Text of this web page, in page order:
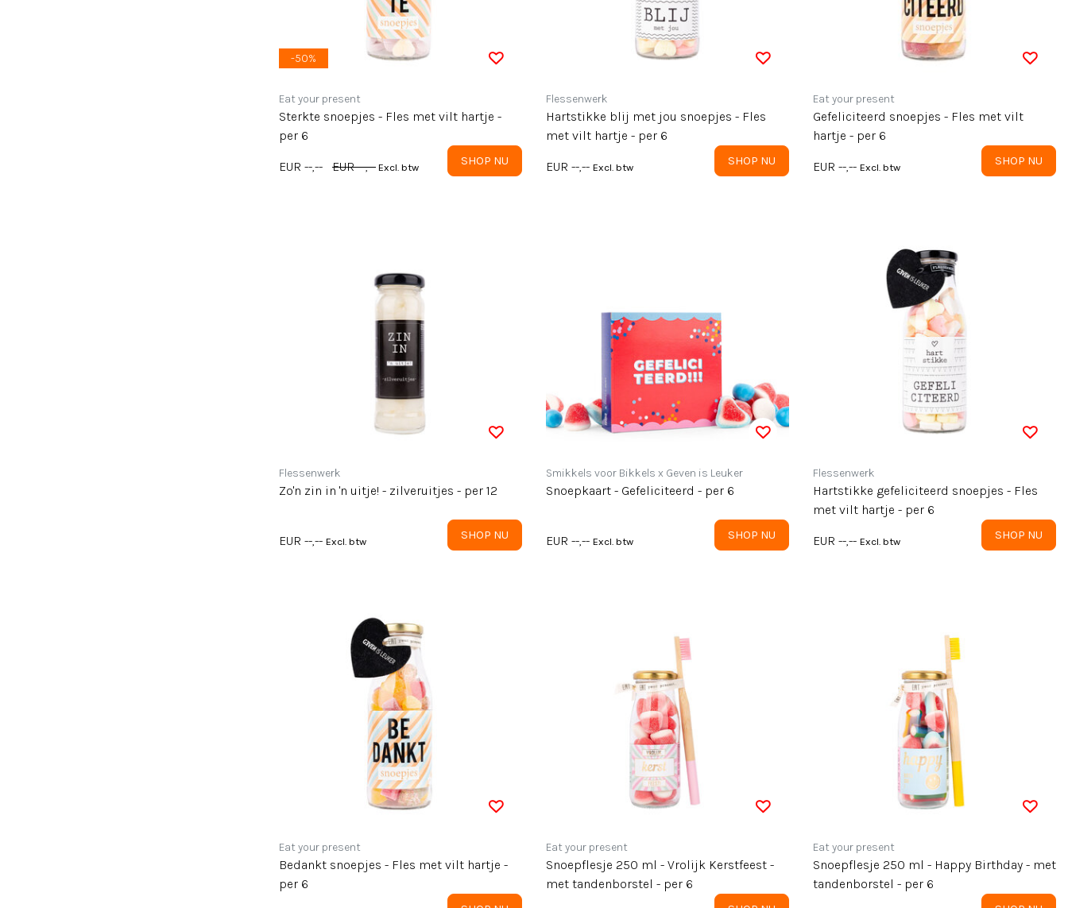
-50%
Eat your present
Sterkte snoepjes - Fles met vilt hartje -
per 6
EUR --,-- EUR --,-- Excl. btw SHOP NU
Flessenwerk
Hartstikke blij met jou snoepjes - Fles
met vilt hartje - per 6
EUR --,-- Excl. btw SHOP NU
Eat your present
Gefeliciteerd snoepjes - Fles met vilt
hartje - per 6
EUR --,-- Excl. btw SHOP NU
Flessenwerk
Zo'n zin in 'n uitje! - zilveruitjes - per 12
EUR --,-- Excl. btw SHOP NU
Smikkels voor Bikkels x Geven is Leuker
Snoepkaart - Gefeliciteerd - per 6
EUR --,-- Excl. btw SHOP NU
Flessenwerk
Hartstikke gefeliciteerd snoepjes - Fles
met vilt hartje - per 6
EUR --,-- Excl. btw SHOP NU
Eat your present
Bedankt snoepjes - Fles met vilt hartje -
per 6
Eat your present
Snoepflesje 250 ml - Vrolijk Kerstfeest -
met tandenborstel - per 6
Eat your present
Snoepflesje 250 ml - Happy Birthday - met
tandenborstel - per 6